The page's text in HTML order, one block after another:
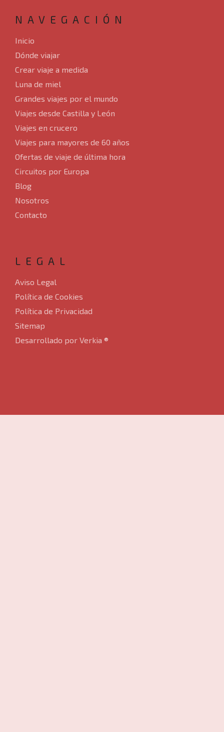
NAVEGACIÓN
Inicio
Dónde viajar
Crear viaje a medida
Luna de miel
Grandes viajes por el mundo
Viajes desde Castilla y León
Viajes en crucero
Viajes para mayores de 60 años
Ofertas de viaje de última hora
Circuitos por Europa
Blog
Nosotros
Contacto
LEGAL
Aviso Legal
Política de Cookies
Política de Privacidad
Sitemap
Desarrollado por Verkia ®